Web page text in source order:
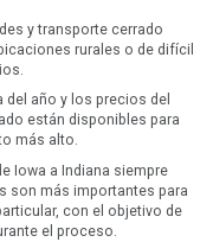
y transporte cerrado
rurales o de difícil
año y los precios del
están disponibles para
más alto.
Iowa a Indiana siempre
son más importantes para
con el objetivo de
el proceso.